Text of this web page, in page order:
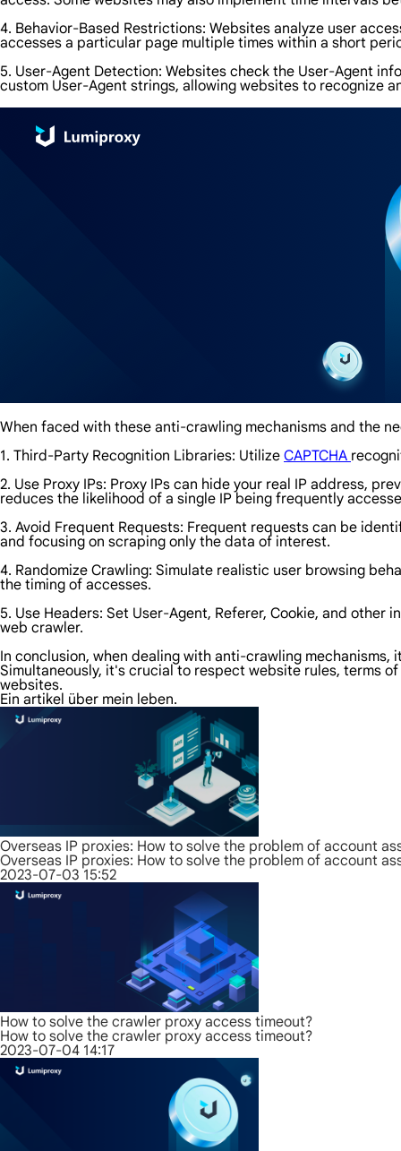
4. Behavior-Based Restrictions: Websites analyze user
accesses a particular page multiple times within a short
5. User-Agent Detection: Websites check the User-Agent
custom User-Agent strings, allowing websites to recognize
When faced with these anti-crawling mechanisms and the
1. Third-Party Recognition Libraries: Utilize CAPTCHA
2. Use Proxy IPs: Proxy IPs can hide your real IP address,
reduces the likelihood of a single IP being frequently
3. Avoid Frequent Requests: Frequent requests can be
and focusing on scraping only the data of interest.
4. Randomize Crawling: Simulate realistic user browsing
the timing of accesses.
5. Use Headers: Set User-Agent, Referer, Cookie, and
web crawler.
In conclusion, when dealing with anti-crawling
Simultaneously, it's crucial to respect website rules, terms
websites.
Ein artikel über mein leben.
Overseas IP proxies: How to solve the problem of account
Overseas IP proxies: How to solve the problem of account
2023-07-03 15:52
How to solve the crawler proxy access timeout?
How to solve the crawler proxy access timeout?
2023-07-04 14:17